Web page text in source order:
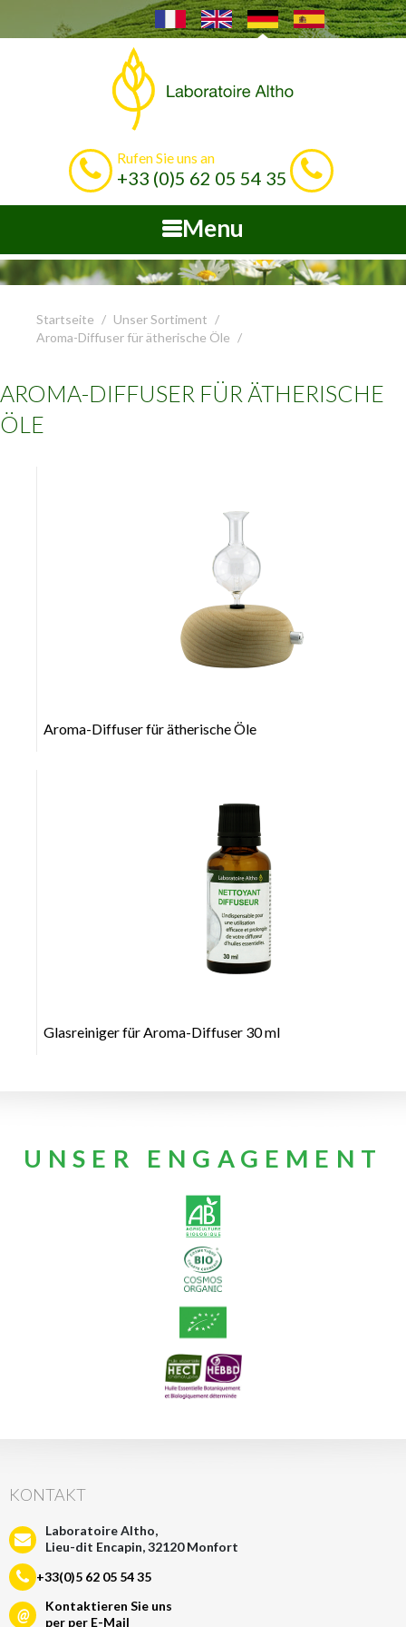
Rufen Sie uns an
+33 (0)5 62 05 54 35
Menu
Startseite
Unser Sortiment
Aroma-Diffuser für ätherische Öle
AROMA-DIFFUSER FÜR ÄTHERISCHE
ÖLE
Aroma-Diffuser für ätherische Öle
+
Glasreiniger für Aroma-Diffuser 30 ml
+
UNSER ENGAGEMENT
KONTAKT
Laboratoire Altho,
Lieu-dit Encapin, 32120 Monfort
+33(0)5 62 05 54 35
@
Kontaktieren Sie uns
per per E-Mail